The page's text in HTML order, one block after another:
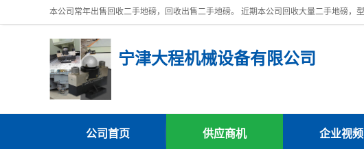
宁津大程机械设备有限公司
公司首页 供应商机 企业视频